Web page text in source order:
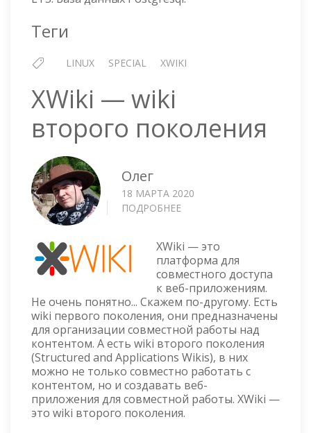
Теги
LINUX SPECIAL XWIKI
XWiki — wiki
второго поколения
Олег
18 МАРТА 2020
ПОДРОБНЕЕ
WIKI
ВТОРОГО
ПОКОЛЕНИЯ
XWiki — это
платформа для
совместного доступа
к веб-приложениям.
Не очень понятно... Скажем по-другому. Есть
wiki первого поколения, они предназначены
для организации совместной работы над
контентом. А есть wiki второго поколения
(Structured and Applications Wikis), в них
можно не только совместно работать с
контентом, но и создавать веб-
приложения для совместной работы. XWiki —
это wiki второго поколения.